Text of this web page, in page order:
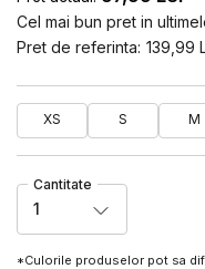
Cel mai bun pret in
Pret de referinta: 139,99
XS S M
Cantitate
1
*Culorile produselor pot sa